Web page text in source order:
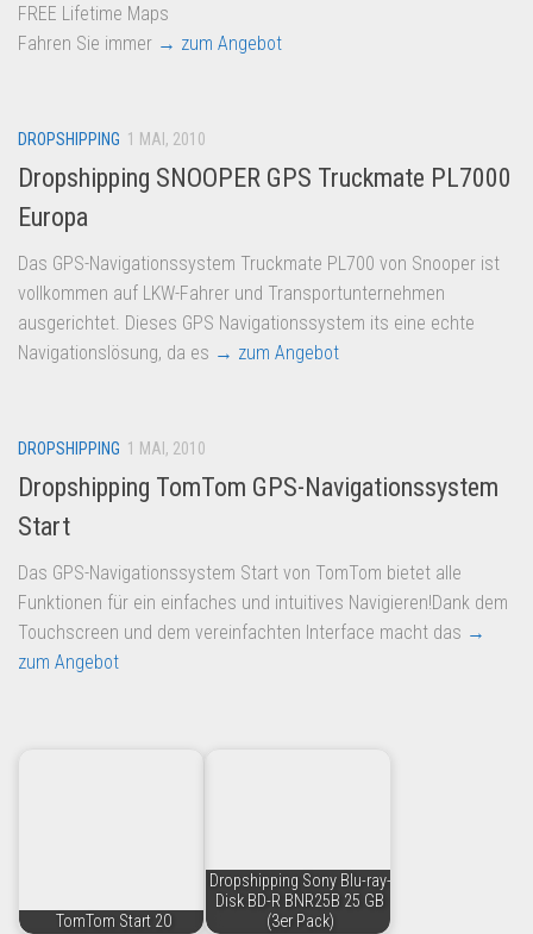
FREE Lifetime Maps
Fahren Sie immer → zum Angebot
DROPSHIPPING 1 MAI, 2010
Dropshipping SNOOPER GPS Truckmate PL7000
Europa
Das GPS-Navigationssystem Truckmate PL700 von Snooper ist
vollkommen auf LKW-Fahrer und Transportunternehmen
ausgerichtet. Dieses GPS Navigationssystem its eine echte
Navigationslösung, da es → zum Angebot
DROPSHIPPING 1 MAI, 2010
Dropshipping TomTom GPS-Navigationssystem
Start
Das GPS-Navigationssystem Start von TomTom bietet alle
Funktionen für ein einfaches und intuitives Navigieren!Dank dem
Touchscreen und dem vereinfachten Interface macht das →
zum Angebot
TomTom Start 20
Dropshipping Sony Blu-ray-
Disk BD-R BNR25B 25 GB
(3er Pack)